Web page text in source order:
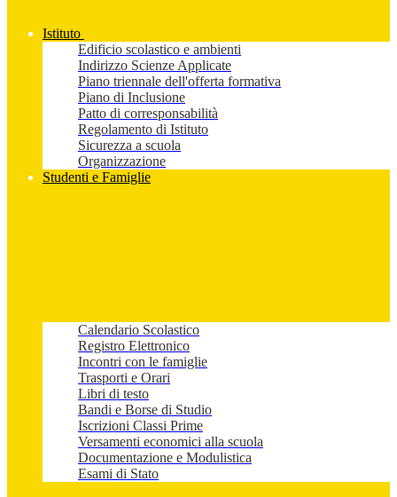
Istituto
Edificio scolastico e ambienti
Indirizzo Scienze Applicate
Piano triennale dell'offerta formativa
Piano di Inclusione
Patto di corresponsabilità
Regolamento di Istituto
Sicurezza a scuola
Organizzazione
Studenti e Famiglie
Calendario Scolastico
Registro Elettronico
Incontri con le famiglie
Trasporti e Orari
Libri di testo
Bandi e Borse di Studio
Iscrizioni Classi Prime
Versamenti economici alla scuola
Documentazione e Modulistica
Esami di Stato